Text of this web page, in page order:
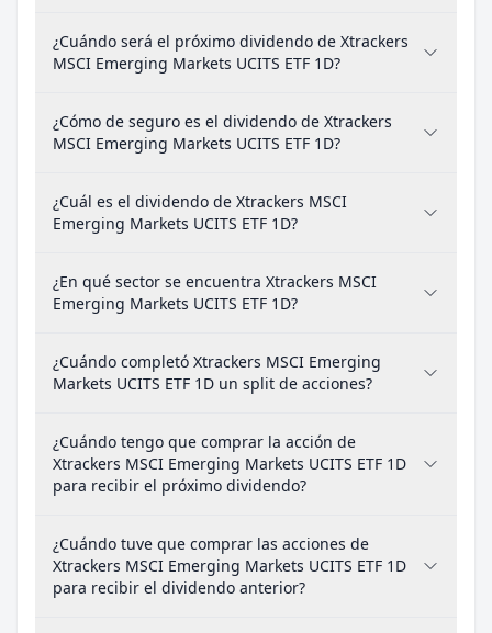
¿Cuándo será el próximo dividendo de Xtrackers
MSCI Emerging Markets UCITS ETF 1D?
¿Cómo de seguro es el dividendo de Xtrackers
MSCI Emerging Markets UCITS ETF 1D?
¿Cuál es el dividendo de Xtrackers MSCI
Emerging Markets UCITS ETF 1D?
¿En qué sector se encuentra Xtrackers MSCI
Emerging Markets UCITS ETF 1D?
¿Cuándo completó Xtrackers MSCI Emerging
Markets UCITS ETF 1D un split de acciones?
¿Cuándo tengo que comprar la acción de
Xtrackers MSCI Emerging Markets UCITS ETF 1D
para recibir el próximo dividendo?
¿Cuándo tuve que comprar las acciones de
Xtrackers MSCI Emerging Markets UCITS ETF 1D
para recibir el dividendo anterior?